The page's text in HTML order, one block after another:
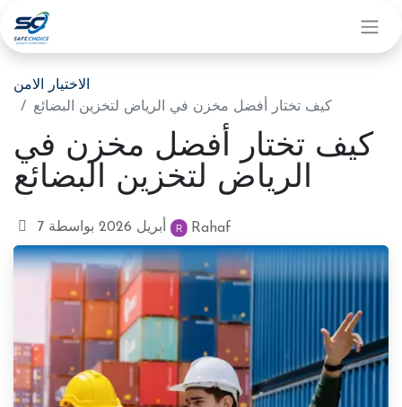
الاختيار الامن
كيف تختار أفضل مخزن في الرياض لتخزين البضائع
كيف تختار أفضل مخزن في
الرياض لتخزين البضائع
7 أبريل 2026 Rahaf